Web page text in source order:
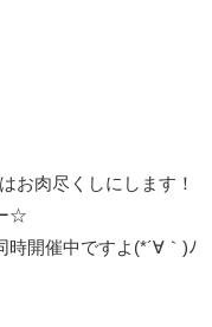
お肉尽くしにします！
☆
時開催中ですよ(*´∀｀)ﾉ